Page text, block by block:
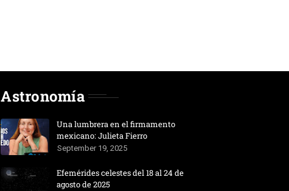
Astronomía
Una lumbrera en el firmamento
mexicano: Julieta Fierro
September 19, 2025
Efemérides celestes del 18 al 24 de
agosto de 2025